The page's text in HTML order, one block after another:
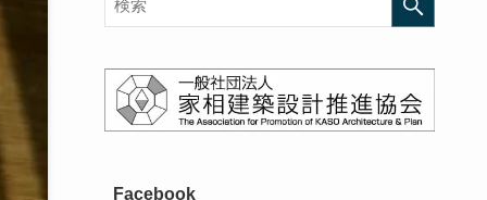
Facebook